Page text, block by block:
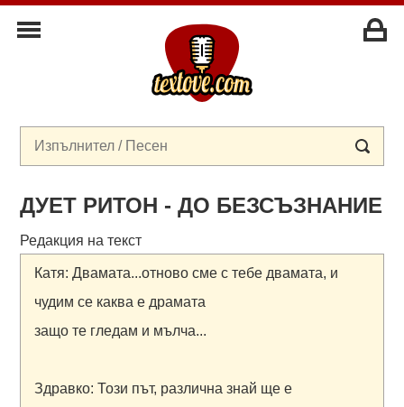
ДУЕТ РИТОН - ДО БЕЗСЪЗНАНИЕ
Редакция на текст